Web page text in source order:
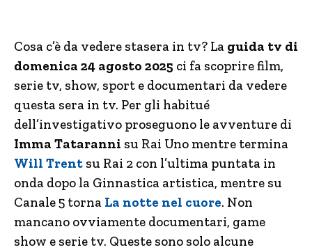
Cosa c’è da vedere stasera in tv? La guida tv di
domenica 24 agosto 2025 ci fa scoprire film,
serie tv, show, sport e documentari da vedere
questa sera in tv. Per gli habitué
dell’investigativo proseguono le avventure di
Imma Tataranni su Rai Uno mentre termina
Will Trent su Rai 2 con l’ultima puntata in
onda dopo la Ginnastica artistica, mentre su
Canale 5 torna La notte nel cuore. Non
mancano ovviamente documentari, game
show e serie tv. Queste sono solo alcune